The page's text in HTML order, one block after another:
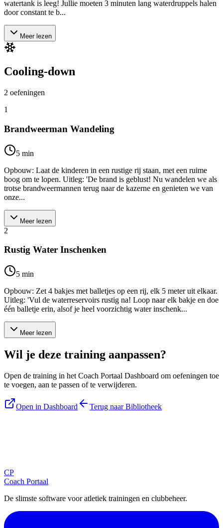
watertank is leeg! Jullie moeten 3 minuten lang waterdruppels halen
door constant te b...
Meer lezen
Cooling-down
2 oefeningen
1
Brandweerman Wandeling
5 min
Opbouw: Laat de kinderen in een rustige rij staan, met een ruime
boog om te lopen. Uitleg: 'De brand is geblust! Nu wandelen we als
trotse brandweermannen terug naar de kazerne en genieten we van
onze...
Meer lezen
2
Rustig Water Inschenken
5 min
Opbouw: Zet 4 bakjes met balletjes op een rij, elk 5 meter uit elkaar.
Uitleg: 'Vul de waterreservoirs rustig na! Loop naar elk bakje en doe
één balletje erin, alsof je heel voorzichtig water inschenk...
Meer lezen
Wil je deze training aanpassen?
Open de training in het Coach Portaal Dashboard om oefeningen toe
te voegen, aan te passen of te verwijderen.
Open in Dashboard Terug naar Bibliotheek
CP
Coach Portaal
De slimste software voor atletiek trainingen en clubbeheer.